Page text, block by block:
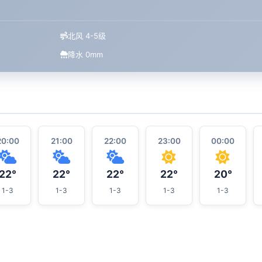
北风 4-5级
降水 0mm
1-3
21:00
22°
1-3
22:00
22°
1-3
23:00
22°
1-3
00:00
20°
1-3